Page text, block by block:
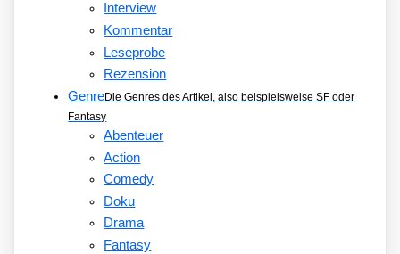
Interview
Kommentar
Leseprobe
Rezension
GenreDie Genres des Artikel, also beispielsweise SF oder
Fantasy
Abenteuer
Action
Comedy
Doku
Drama
Fantasy